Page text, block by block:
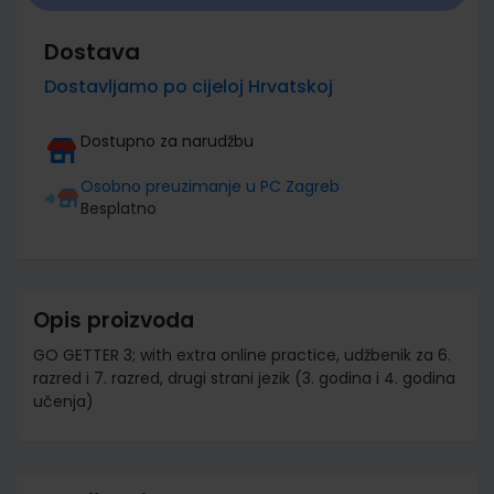
Dostava
Dostavljamo po cijeloj Hrvatskoj
Dostupno za narudžbu
Osobno preuzimanje u PC Zagreb
Besplatno
Opis proizvoda
GO GETTER 3; with extra online practice, udžbenik za 6.
razred i 7. razred, drugi strani jezik (3. godina i 4. godina
učenja)